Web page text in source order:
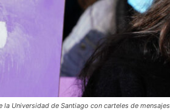
Universidad de Santiago con carteles de mensajes